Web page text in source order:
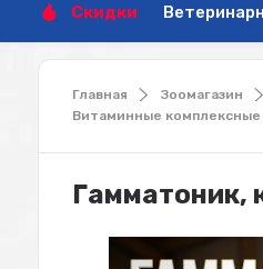
Скидки
Главная Зоомагазин
Витаминные комплексные
Гамматоник,